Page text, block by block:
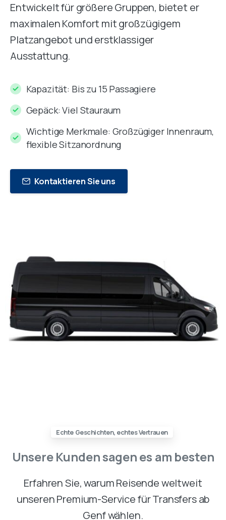
Entwickelt für größere Gruppen, bietet er
maximalen Komfort mit großzügigem
Platzangebot und erstklassiger
Ausstattung.
Kapazität: Bis zu 15 Passagiere
Gepäck: Viel Stauraum
Wichtige Merkmale: Großzügiger Innenraum,
flexible Sitzanordnung
Kontaktieren Sie uns
Echte Geschichten, echtes Vertrauen
Unsere Kundensagenes am besten
Erfahren Sie, warum Reisende weltweit
unseren Premium-Service für Transfers ab
Genf wählen.